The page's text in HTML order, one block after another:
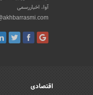
آوا، اخباررسمی
اقتصادی